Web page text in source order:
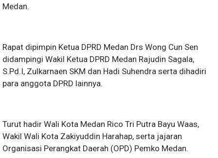
Medan.
Rapat dipimpin Ketua DPRD Medan Drs Wong Cun Sen
didampingi Wakil Ketua DPRD Medan Rajudin Sagala,
S.Pd.I, Zulkarnaen SKM dan Hadi Suhendra serta dihadiri
para anggota DPRD lainnya.
Turut hadir Wali Kota Medan Rico Tri Putra Bayu Waas,
Wakil Wali Kota Zakiyuddin Harahap, serta jajaran
Organisasi Perangkat Daerah (OPD) Pemko Medan.